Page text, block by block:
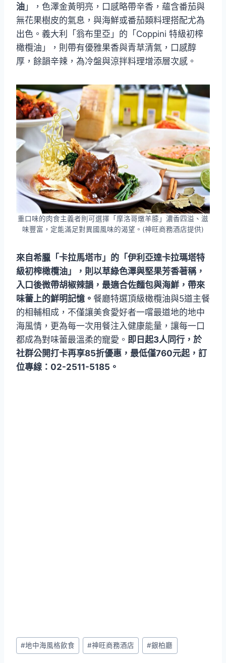
油 」，色澤金黃明亮，口感略帶辛香，蘊含番茄與
無花果樹皮的氣息，與海鮮或番茄類料理搭配尤為
出色。義大利「翁布里亞」的「Coppini 特級初榨
橄欖油」，則帶有優雅果香與青草清氣，口感醇
厚，餘韻辛辣，為冷盤與涼拌料理增添層次感。
重口味的肉食主義者則可選擇「摩洛哥燉羊膝」濃香四溢、滋
味豐富，定能滿足對異國風味的渴望。(神旺商務酒店提供)
來自希臘「卡拉馬塔市」的「伊利亞達卡拉瑪塔特
級初榨橄欖油」，則以草綠色澤與堅果芳香著稱，
入口後微帶胡椒辣韻，最適合佐麵包與海鮮，帶來
味蕾上的鮮明記憶。 餐廳特選頂級橄欖油與5道主餐
的相輔相成，不僅讓美食愛好者一嚐最道地的地中
海風情，更為每一次用餐注入健康能量，讓每一口
都成為對味蕾最溫柔的寵愛。 即日起3人同行，於
社群公開打卡再享85折優惠，最低僅760元起，訂
位專線：02-2511-5185。
Post
Tags:
#地中海風格飲食 #神旺商務酒店 #銀柏廳